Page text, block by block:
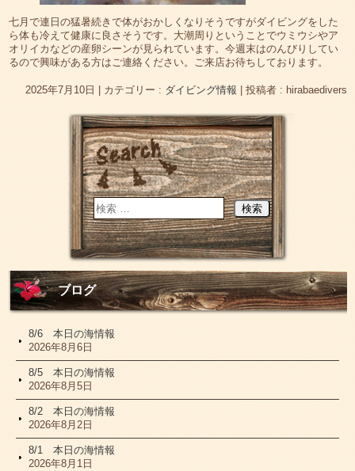
七月で連日の猛暑続きで体がおかしくなりそうですがダイビングをした
ら体も冷えて健康に良さそうです。大潮周りということでウミウシやア
オリイカなどの産卵シーンが見られています。今週末はのんびりしてい
るので興味がある方はご連絡ください。ご来店お待ちしております。
2025年7月10日 カテゴリー : ダイビング情報 投稿者 : hirabaedivers
ブログ
8/6 本日の海情報
2026年8月6日
8/5 本日の海情報
2026年8月5日
8/2 本日の海情報
2026年8月2日
8/1 本日の海情報
2026年8月1日